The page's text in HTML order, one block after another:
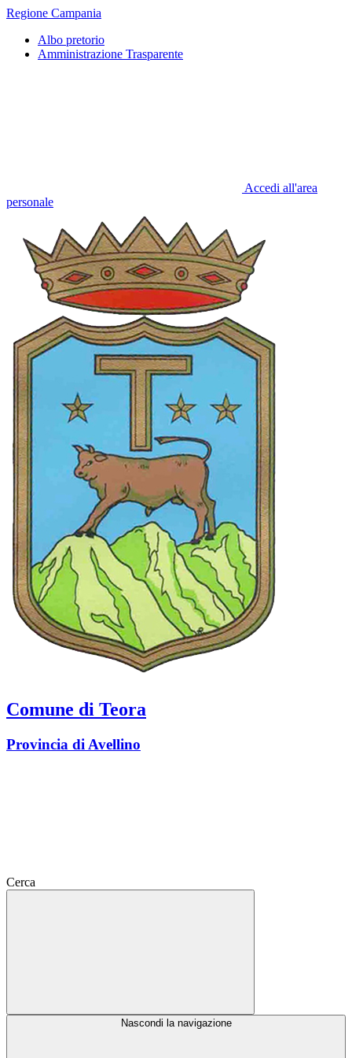
Regione Campania
Albo pretorio
Amministrazione Trasparente
Accedi all'area
personale
Comune di Teora
Provincia di Avellino
Cerca
Nascondi la navigazione